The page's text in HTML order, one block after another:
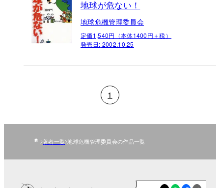
地球が危ない！
地球危機管理委員会
定価1,540円（本体1400円＋税）
発売日: 2002.10.25
1
著者一覧 地球危機管理委員会の作品一覧